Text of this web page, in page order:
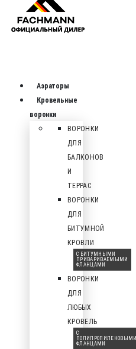
Аэраторы
Кровельные
воронки
ВОРОНКИ
ДЛЯ
БАЛКОНОВ
И
ТЕРРАС
ВОРОНКИ
ДЛЯ
БИТУМНОЙ
КРОВЛИ
С БИТУМНЫМИ
ПРИВАРИВАЕМЫМИ
ФЛАНЦАМИ
ВОРОНКИ
ДЛЯ
ЛЮБЫХ
КРОВЕЛЬ
С
ПОЛИПРОПИЛЕНОВЫМИ
ФЛАНЦАМИ